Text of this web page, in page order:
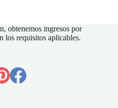
, obtenemos ingresos por
los requisitos aplicables.